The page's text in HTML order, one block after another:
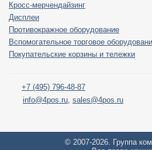
Кросс-мерчендайзинг
Дисплеи
Противокражное оборудование
Вспомогательное торговое
Покупательские корзины и тележки
+7 (495) 796-48-87
info@4pos.ru, sales@4pos.ru
© 2007-2026. Группа